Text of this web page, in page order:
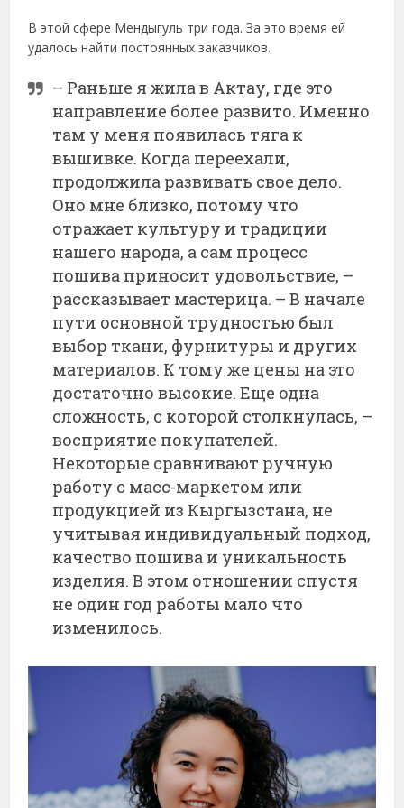
В этой сфере Мендыгуль три года. За это время ей
удалось найти постоянных заказчиков.
– Раньше я жила в Актау, где это
направление более развито. Именно
там у меня появилась тяга к
вышивке. Когда переехали,
продолжила развивать свое дело.
Оно мне близко, потому что
отражает культуру и традиции
нашего народа, а сам процесс
пошива приносит удовольствие, –
рассказывает мастерица. – В начале
пути основной трудностью был
выбор ткани, фурнитуры и других
материалов. К тому же цены на это
достаточно высокие. Еще одна
сложность, с которой столкнулась, –
восприятие покупателей.
Некоторые сравнивают ручную
работу с масс-маркетом или
продукцией из Кыргызстана, не
учитывая индивидуальный подход,
качество пошива и уникальность
изделия. В этом отношении спустя
не один год работы мало что
изменилось.